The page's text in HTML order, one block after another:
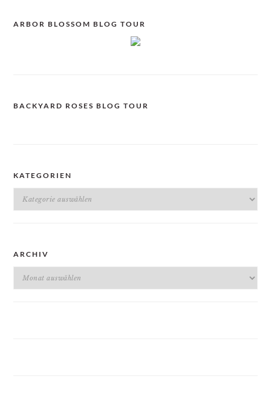
ARBOR BLOSSOM BLOG TOUR
BACKYARD ROSES BLOG TOUR
KATEGORIEN
Kategorien
ARCHIV
Archiv